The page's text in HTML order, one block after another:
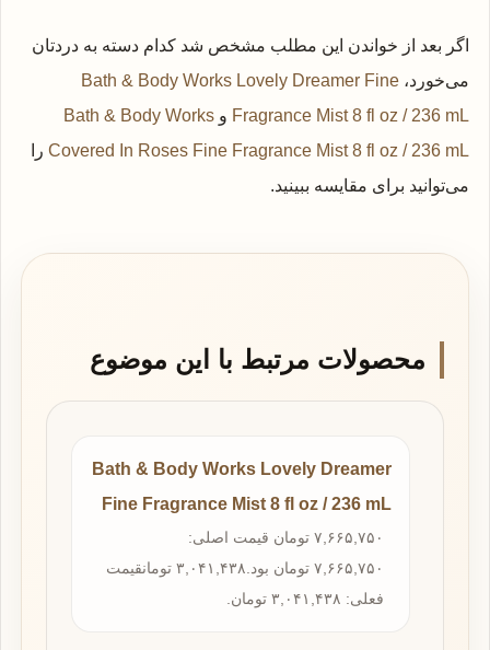
اگر بعد از خواندن این مطلب مشخص شد کدام دسته به دردتان
می‌خورد، Bath & Body Works Lovely Dreamer Fine
Fragrance Mist 8 fl oz / 236 mL و Bath & Body Works
Covered In Roses Fine Fragrance Mist 8 fl oz / 236 mL را
می‌توانید برای مقایسه ببینید.
محصولات مرتبط با این موضوع
Bath & Body Works Lovely Dreamer
Fine Fragrance Mist 8 fl oz / 236 mL
۷,۶۶۵,۷۵۰ تومان قیمت اصلی:
۷,۶۶۵,۷۵۰ تومان بود.۳,۰۴۱,۴۳۸ تومانقیمت
فعلی: ۳,۰۴۱,۴۳۸ تومان.